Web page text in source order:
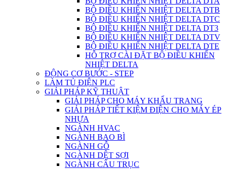
BỘ ĐIỀU KHIỂN NHIỆT DELTA DTB
BỘ ĐIỀU KHIỂN NHIỆT DELTA DTC
BỘ ĐIỀU KHIỂN NHIỆT DELTA DT3
BỘ ĐIỀU KHIỂN NHIỆT DELTA DTV
BỘ ĐIỀU KHIỂN NHIỆT DELTA DTE
HỖ TRỢ CÀI ĐẶT BỘ ĐIỀU KHIỂN
NHIỆT DELTA
ĐỘNG CƠ BƯỚC - STEP
LÀM TỦ ĐIỆN PLC
GIẢI PHÁP KỸ THUẬT
GIẢI PHÁP CHO MÁY KHẨU TRANG
GIẢI PHÁP TIẾT KIỆM ĐIỆN CHO MÁY ÉP
NHỰA
NGÀNH HVAC
NGÀNH BAO BÌ
NGÀNH GỖ
NGÀNH DỆT SỢI
NGÀNH CẨU TRỤC